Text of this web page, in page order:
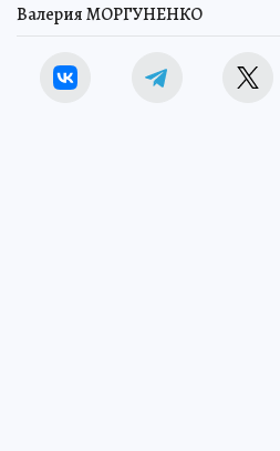
Валерия МОРГУНЕНКО